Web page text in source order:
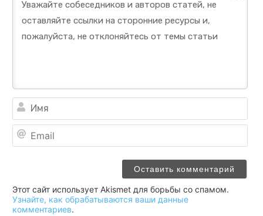
Этот сайт использует Akismet для борьбы со спамом.
Узнайте, как обрабатываются ваши данные
комментариев.